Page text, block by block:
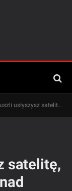
satelitę, który orbituje wysoko nad ziemią!
satelitę,